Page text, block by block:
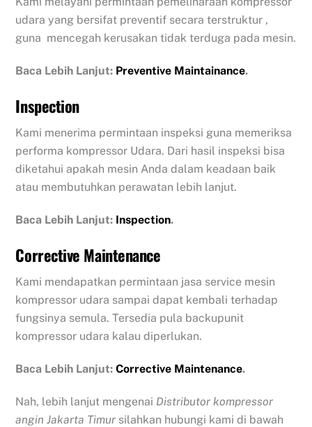
udara yang bersifat preventif secara terstruktur ,
guna mencegah kerusakan tidak terduga pada mesin.
Baca Lebih Lanjut: Preventive Maintainance.
Inspection
Kami menerima permintaan inspeksi guna memeriksa
performa kompressor Udara. Dari hasil inspeksi bisa
diketahui apakah mesin Anda dalam keadaan baik
atau membutuhkan perawatan lebih lanjut.
Baca Lebih Lanjut: Inspection.
Corrective Maintenance
Kami mendapatkan permintaan jasa service mesin
kompressor udara sampai dapat kembali terhadap
fungsinya semula. Tersedia pula backupunit
kompressor udara kalau diperlukan.
Baca Lebih Lanjut:Corrective Maintenance.
Nah, lebih lanjut mengenai Distributor kompressor
angin Jakarta Timur silahkan hubungi kami di bawah